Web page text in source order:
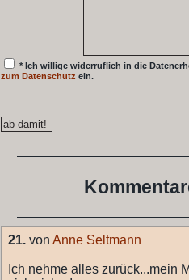
* Ich willige widerruflich in die
zum Datenschutz ein.
21. von Anne Seltmann
Ich nehme alles zurück...mein